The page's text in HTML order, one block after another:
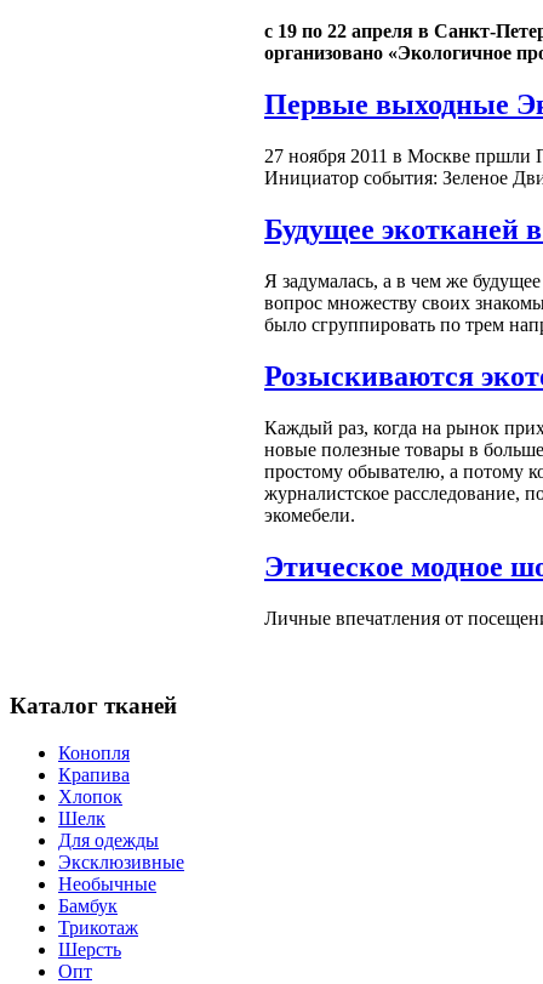
с 19 по 22 апреля в Санкт-
организовано «Экологичное
Первые выходные
27 ноября 2011 в Москве пршли
Инициатор события: Зеленое
Будущее экотканей
Я задумалась, а в чем же
вопрос множеству своих
было сгруппировать по трем
Розыскиваются
Каждый раз, когда на рынок
новые полезные товары в
простому обывателю, а потому
журналистское расследование,
экомебели.
Этическое модное
Личные впечатления от
Каталог тканей
Конопля
Крапива
Хлопок
Шелк
Для одежды
Эксклюзивные
Необычные
Бамбук
Трикотаж
Шерсть
Опт